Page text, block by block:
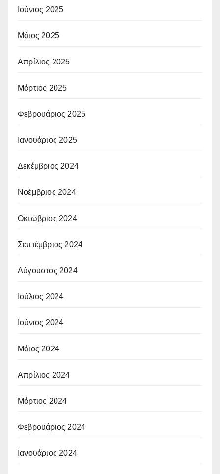
Ιούνιος 2025
Μάιος 2025
Απρίλιος 2025
Μάρτιος 2025
Φεβρουάριος 2025
Ιανουάριος 2025
Δεκέμβριος 2024
Νοέμβριος 2024
Οκτώβριος 2024
Σεπτέμβριος 2024
Αύγουστος 2024
Ιούλιος 2024
Ιούνιος 2024
Μάιος 2024
Απρίλιος 2024
Μάρτιος 2024
Φεβρουάριος 2024
Ιανουάριος 2024